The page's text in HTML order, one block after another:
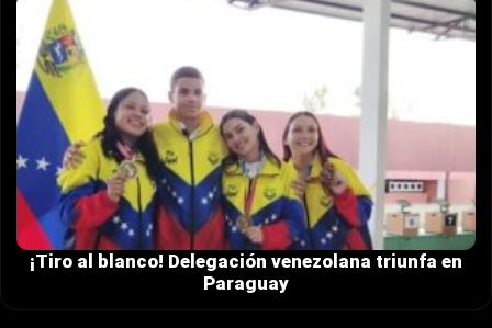
¡Tiro al blanco! Delegación venezolana triunfa en
Paraguay